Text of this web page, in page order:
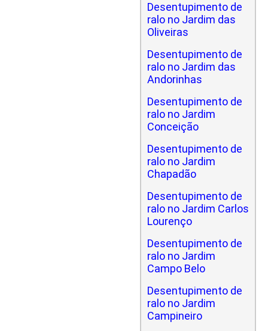
Desentupimento de
ralo no Jardim das
Oliveiras
Desentupimento de
ralo no Jardim das
Andorinhas
Desentupimento de
ralo no Jardim
Conceição
Desentupimento de
ralo no Jardim
Chapadão
Desentupimento de
ralo no Jardim Carlos
Lourenço
Desentupimento de
ralo no Jardim
Campo Belo
Desentupimento de
ralo no Jardim
Campineiro